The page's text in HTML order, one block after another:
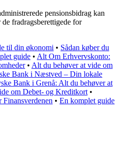
pensionsbidrag kan
fradragsberettigede for
til din økonomi • Sådan køber du
guide • Alt Om Erhvervskonto:
• Alt du behøver at vide om
Bank i Næstved – Din lokale
Bank i Grenå: Alt du behøver at
om Debet- og Kreditkort •
• En komplet guide